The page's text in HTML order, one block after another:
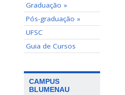
Graduação »
Pós-graduação »
UFSC
Guia de Cursos
CAMPUS
BLUMENAU